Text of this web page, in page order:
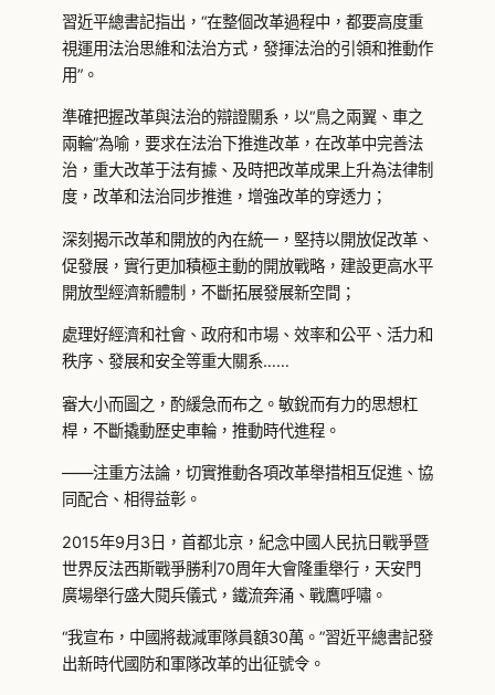
習近平總書記指出，“在整個改革過程中，都要高度重
視運用法治思維和法治方式，發揮法治的引領和推動作
用”。
準確把握改革與法治的辯證關系，以“鳥之兩翼、車之
兩輪”為喻，要求在法治下推進改革，在改革中完善法
治，重大改革于法有據、及時把改革成果上升為法律制
度，改革和法治同步推進，增強改革的穿透力；
深刻揭示改革和開放的內在統一，堅持以開放促改革、
促發展，實行更加積極主動的開放戰略，建設更高水平
開放型經濟新體制，不斷拓展發展新空間；
處理好經濟和社會、政府和市場、效率和公平、活力和
秩序、發展和安全等重大關系……
審大小而圖之，酌緩急而布之。敏銳而有力的思想杠
桿，不斷撬動歷史車輪，推動時代進程。
——注重方法論，切實推動各項改革舉措相互促進、協
同配合、相得益彰。
2015年9月3日，首都北京，紀念中國人民抗日戰爭暨
世界反法西斯戰爭勝利70周年大會隆重舉行，天安門
廣場舉行盛大閱兵儀式，鐵流奔涌、戰鷹呼嘯。
“我宣布，中國將裁減軍隊員額30萬。”習近平總書記發
出新時代國防和軍隊改革的出征號令。